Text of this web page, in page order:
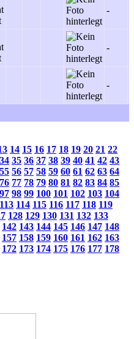
-
-
-
14 15 16 17 18 19 20 21 22
34 35 36 37 38 39 40 41 42 43
55 56 57 58 59 60 61 62 63 64
76 77 78 79 80 81 82 83 84 85
97 98 99 100 101 102 103 104
113 114 115 116 117 118 119
128 129 130 131 132 133
142 143 144 145 146 147 148
157 158 159 160 161 162 163
172 173 174 175 176 177 178